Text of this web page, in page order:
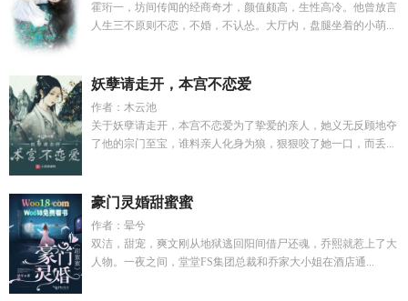
霍珩一，坊间传闻的经商奇才，颜值颇高，生性高冷。他曾放言
人生三不原则不恋，不婚，不认怂。大厅内，盘腿坐着的小萌...
妖孽请走开，本宫不恋爱
作者：木云池
关于妖孽请走开，本宫不恋爱为了挚爱的亲人，她义无反顾地夺
了他的宗门至宝，谁料亲人化身为狼，狠狠咬了她一口，而丢...
豪门灵婚甜蜜蜜
作者：晕兮
双洁，甜宠，爽文刚从地狱逃回阳间借尸还魂，乔熙就惹上了大
人物。一夜之间，堂堂FS集团总裁和乔家大小姐在酒店通...